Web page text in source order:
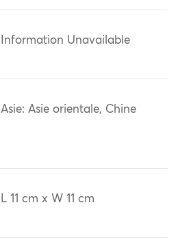
Information Unavailable
Asie: Asie orientale, Chine
L 11 cm x W 11 cm